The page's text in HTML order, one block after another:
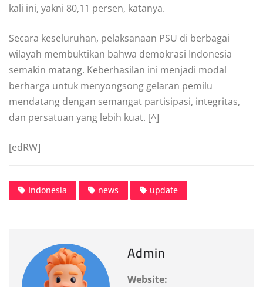
kali ini, yakni 80,11 persen, katanya.
Secara keseluruhan, pelaksanaan PSU di berbagai
wilayah membuktikan bahwa demokrasi Indonesia
semakin matang. Keberhasilan ini menjadi modal
berharga untuk menyongsong gelaran pemilu
mendatang dengan semangat partisipasi, integritas,
dan persatuan yang lebih kuat. [^]
[edRW]
Indonesia news update
Admin
Website: